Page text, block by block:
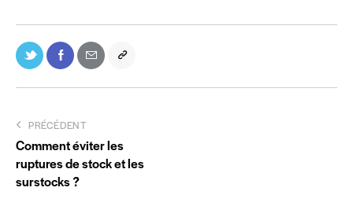
PRÉCÉDENT
Comment éviter les
ruptures de stock et les
surstocks ?